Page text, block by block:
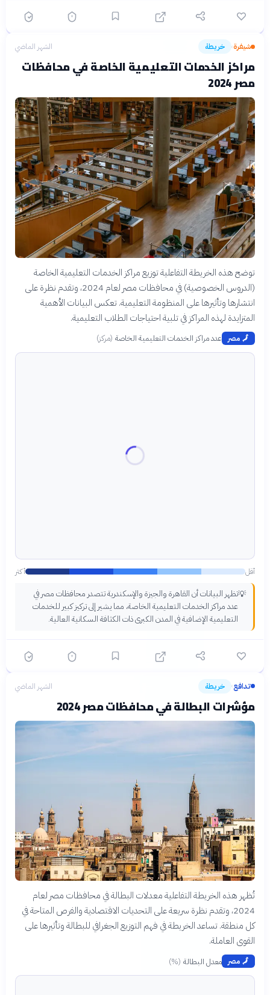
شيفرة› خريطة الشهر الماضي
مراكز الخدمات التعليمية الخاصة في محافظات
مصر 2024
توضح هذه الخريطة التفاعلية توزيع مراكز الخدمات التعليمية الخاصة
(الدروس الخصوصية) في محافظات مصر لعام 2024، وتقدم نظرة على
انتشارها وتأثيرها على المنظومة التعليمية. تعكس البيانات الأهمية
المتزايدة لهذه المراكز في تلبية احتياجات الطلاب التعليمية.
🗾 مصر عدد مراكز الخدمات التعليمية الخاصة (مركز)
أقل أكثر
💡تظهر البيانات أن القاهرة والجيزة والإسكندرية تتصدر محافظات مصر في
عدد مراكز الخدمات التعليمية الخاصة، مما يشير إلى تركيز كبير للخدمات
التعليمية الإضافية في المدن الكبرى ذات الكثافة السكانية العالية.
تدافع› خريطة الشهر الماضي
مؤشرات البطالة في محافظات مصر 2024
تُظهر هذه الخريطة التفاعلية معدلات البطالة في محافظات مصر لعام
2024، وتقدم نظرة سريعة على التحديات الاقتصادية والفرص المتاحة في
كل منطقة. تساعد الخريطة في فهم التوزيع الجغرافي للبطالة وتأثيرها على
القوى العاملة.
🗾 مصر معدل البطالة (
%
)